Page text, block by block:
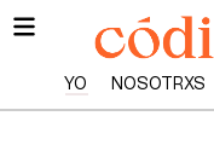
YO NOSOTRXS